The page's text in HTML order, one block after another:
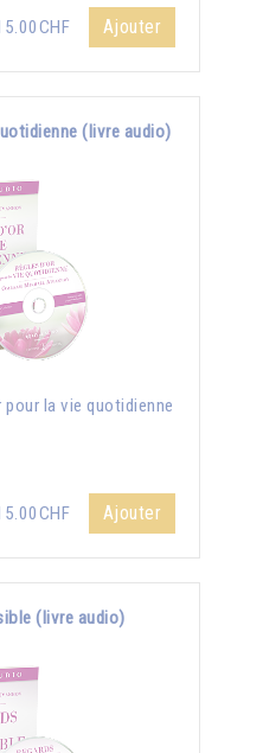
Ajouter
(livre audio)
pour la vie quotidienne
Ajouter
(livre audio)